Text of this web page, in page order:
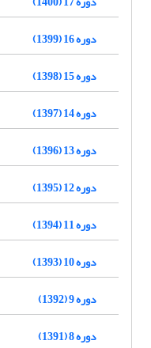
دوره 16 (1399)
دوره 15 (1398)
دوره 14 (1397)
دوره 13 (1396)
دوره 12 (1395)
دوره 11 (1394)
دوره 10 (1393)
دوره 9 (1392)
دوره 8 (1391)